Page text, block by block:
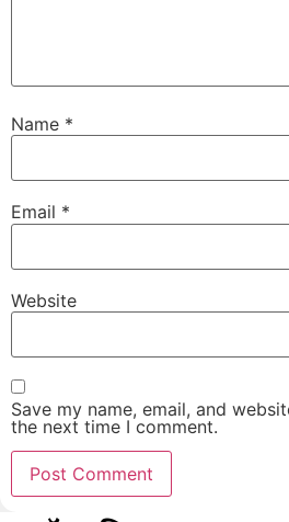
Name *
Email *
Website
Save my name, email, and
the next time I comment.